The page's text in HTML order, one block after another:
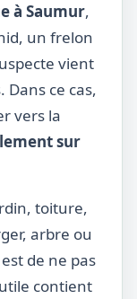
à Saumur,
un frelon
vient
Dans ce cas,
vers la
sur
toiture,
arbre ou
de ne pas
contient